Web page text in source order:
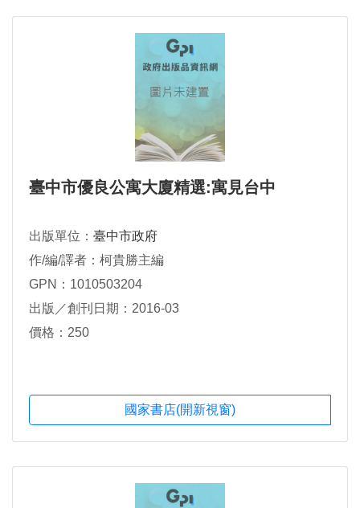
臺中市優良公寓大廈精選:寓見台中
出版單位： 臺中市政府
作/編/譯者：柯貴勝主編
GPN：1010503204
出版／創刊日期：2016-03
價格：250
國家書店(開新視窗)